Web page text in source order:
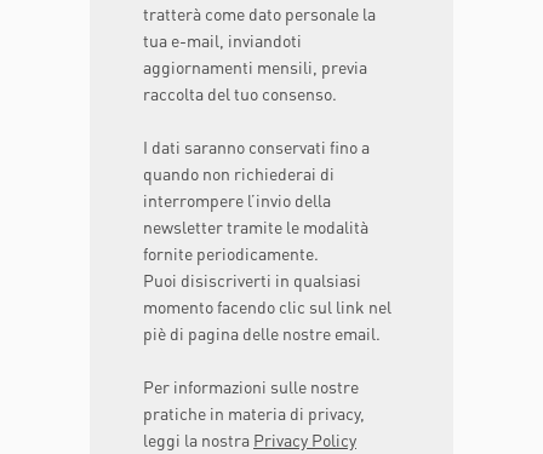
tratterà come dato personale la
tua e-mail, inviandoti
aggiornamenti mensili, previa
raccolta del tuo consenso.
I dati saranno conservati fino a
quando non richiederai di
interrompere l’invio della
newsletter tramite le modalità
fornite periodicamente.
Puoi disiscriverti in qualsiasi
momento facendo clic sul link nel
piè di pagina delle nostre email.
Per informazioni sulle nostre
pratiche in materia di privacy,
leggi la nostra Privacy Policy